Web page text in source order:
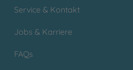
Service & Kontakt
Jobs & Karriere
FAQs